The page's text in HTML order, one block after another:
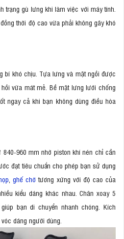
trạng gù lưng khi làm việc với máy tính.
thời độ cao vừa phải không gây khó
bí khó chịu. Tựa lưng và mặt ngồi được
vừa mát mẻ. Bề mặt lưng lưới chống
ngay cả khi bạn không dùng điều hòa
960 mm nhờ piston khí nén chỉ cần
đạt tiêu chuẩn cho phép bạn sử dụng
,ghế chờ tương xứng với độ cao của
kiểu dáng khác nhau. Chân xoay 5
bạn di chuyển nhanh chóng. Kích
dáng người dùng.